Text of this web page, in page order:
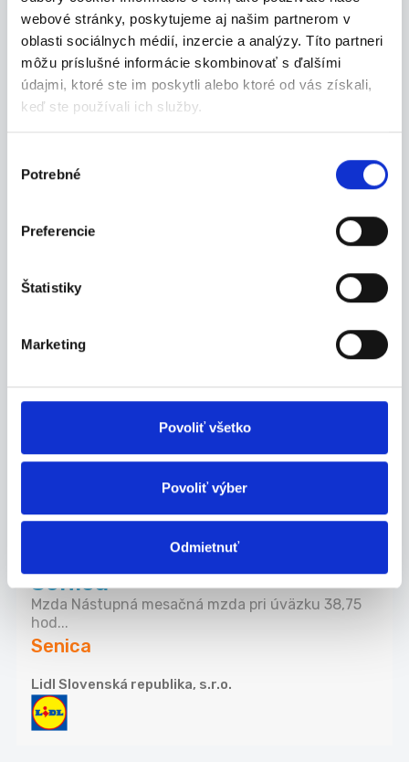
webové stránky, poskytujeme aj našim partnerom v
oblasti sociálnych médií, inzercie a analýzy. Títo partneri
môžu príslušné informácie skombinovať s ďalšími
údajmi, ktoré ste im poskytli alebo ktoré od vás získali,
keď ste používali ich služby.
súhlasu
Potrebné
Preferencie
Štatistiky
Marketing
Povoliť všetko
Povoliť výber
Odmietnuť
Náborár/Náborárka s
maďarčinou - 100% z domova
Hľadáš zmysluplnú prácu z domu, kde môžeš
ovplyv...
Dunajská Streda
06.08.2026
Predavač - pokladník (m/ž),
Mzda Nástupná mesačná mzda pri úväzku 35
hod./t...
Senica
Lidl Slovenská republika, s.r.o.
06.08.2026
Predavač - pokladník (m/ž),
Senica
Mzda Nástupná mesačná mzda pri úväzku 38,75
hod...
Senica
Lidl Slovenská republika, s.r.o.